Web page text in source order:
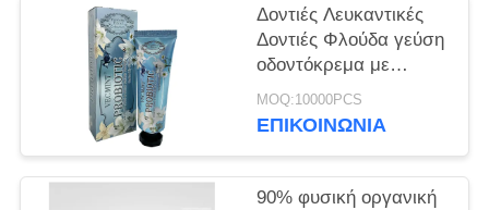
Δοντιές Λευκαντικές
Δοντιές Φλούδα γεύση
οδοντόκρεμα με
Σορμπιτόλη Σιλικόλη
400g λευκό χαρτί
MOQ:10000PCS
ΕΠΙΚΟΙΝΩΝΊΑ
90% φυσική οργανική